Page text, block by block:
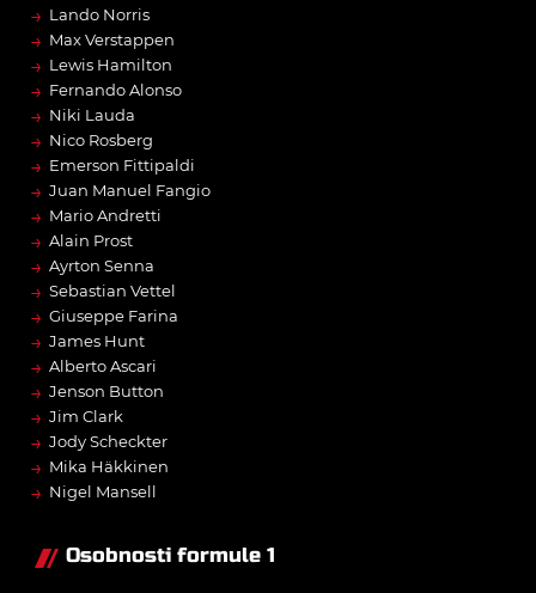
→ Lando Norris
→ Max Verstappen
→ Lewis Hamilton
→ Fernando Alonso
→ Niki Lauda
→ Nico Rosberg
→ Emerson Fittipaldi
→ Juan Manuel Fangio
→ Mario Andretti
→ Alain Prost
→ Ayrton Senna
→ Sebastian Vettel
→ Giuseppe Farina
→ James Hunt
→ Alberto Ascari
→ Jenson Button
→ Jim Clark
→ Jody Scheckter
→ Mika Häkkinen
→ Nigel Mansell
Osobnosti formule 1